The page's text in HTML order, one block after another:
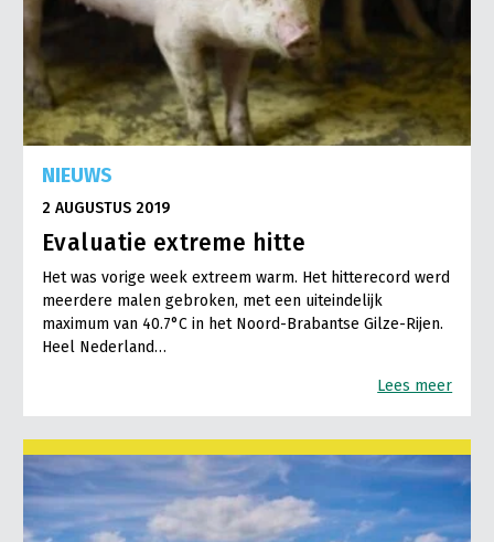
NIEUWS
2 AUGUSTUS 2019
Evaluatie extreme hitte
Het was vorige week extreem warm. Het hitterecord werd
meerdere malen gebroken, met een uiteindelijk
maximum van 40.7°C in het Noord-Brabantse Gilze-Rijen.
Heel Nederland…
Lees meer